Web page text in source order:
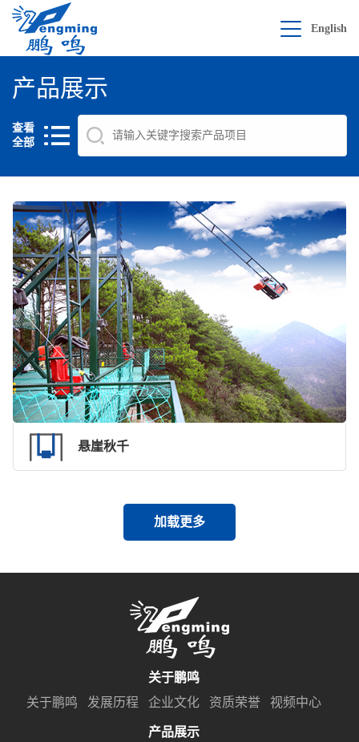
English
产品展示
查看
全部
悬崖秋千
加载更多
关于鹏鸣
关于鹏鸣
发展历程 企业文化 资质荣誉 视频中心
产品展示